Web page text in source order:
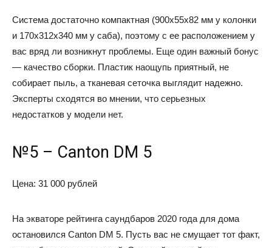
Система достаточно компактная (900x55x82 мм у колонки
и 170x312x340 мм у саба), поэтому с ее расположением у
вас вряд ли возникнут проблемы. Еще один важный бонус
— качество сборки. Пластик наощупь приятный, не
собирает пыль, а тканевая сеточка выглядит надежно.
Эксперты сходятся во мнении, что серьезных
недостатков у модели нет.
№5 – Canton DM 5
Цена: 31 000 рублей
На экваторе рейтинга саундбаров 2020 года для дома
остановился Canton DM 5. Пусть вас не смущает тот факт,